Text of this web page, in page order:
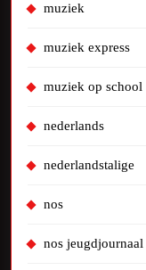
muziek
muziek express
muziek op school
nederlands
nederlandstalige
nos
nos jeugdjournaal